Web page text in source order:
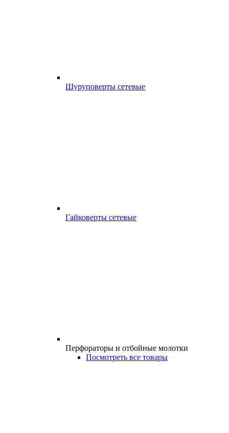
Шуруповерты сетевые
Гайковерты сетевые
Перфораторы и отбойные молотки
Посмотреть все товары